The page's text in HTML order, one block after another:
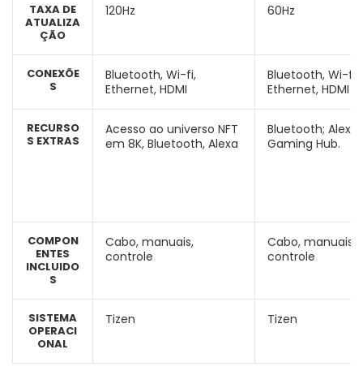
TAXA DE
ATUALIZA
ÇÃO
CONEXÕE
S
RECURSO
S EXTRAS
COMPON
ENTES
INCLUIDO
S
SISTEMA
OPERACI
ONAL
120Hz
Bluetooth, Wi-fi,
Ethernet, HDMI
Acesso ao universo NFT
em 8K, Bluetooth, Alexa
Cabo, manuais,
controle
‎Tizen
60Hz
‎Bluetooth, Wi-fi,
Ethernet, HDMI
Bluetooth; Alexa;
Gaming Hub.
Cabo, manuais,
controle
Tizen